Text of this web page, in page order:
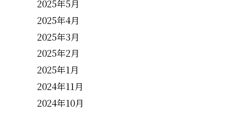
2025年5月
2025年4月
2025年3月
2025年2月
2025年1月
2024年11月
2024年10月